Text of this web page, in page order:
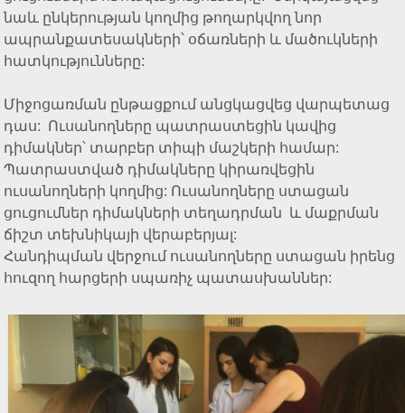
նաև ընկերության կողմից թողարկվող նոր
ապրանքատեսակների՝ օճառների և մածուկների
հատկությունները:
Միջոցառման ընթացքում անցկացվեց վարպետաց
դաս: Ուսանողները պատրաստեցին կավից
դիմակներ՝ տարբեր տիպի մաշկերի համար:
Պատրաստված դիմակները կիրառվեցին
ուսանողների կողմից: Ուսանողները ստացան
ցուցումներ դիմակների տեղադրման և մաքրման
ճիշտ տեխնիկայի վերաբերյալ:
Հանդիպման վերջում ուսանողները ստացան իրենց
հուզող հարցերի սպառիչ պատասխաններ: